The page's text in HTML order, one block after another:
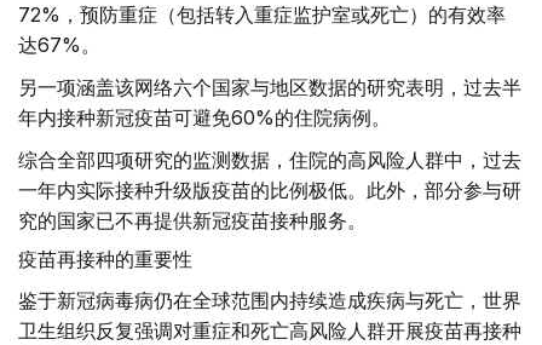
72%，预防重症（包括转入重症监护室或死亡）的有效率
达67%。
另一项涵盖该网络六个国家与地区数据的研究表明，过去半
年内接种新冠疫苗可避免60%的住院病例。
综合全部四项研究的监测数据，住院的高风险人群中，过去
一年内实际接种升级版疫苗的比例极低。此外，部分参与研
究的国家已不再提供新冠疫苗接种服务。
疫苗再接种的重要性
鉴于新冠病毒病仍在全球范围内持续造成疾病与死亡，世界
卫生组织反复强调对重症和死亡高风险人群开展疫苗再接种